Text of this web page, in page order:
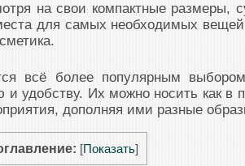
на свои компактные размеры,
для самых необходимых
всё более популярным
и удобству. Их можно носить как в
дополняя ими разные
[Показать]